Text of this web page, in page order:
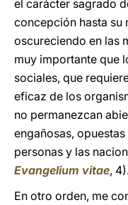
el carácter sagrado
concepción hasta su
oscureciendo en las
muy importante que
sociales, que
eficaz de los
no permanezcan
engañosas,
personas y las
Evangelium vitae,
En otro orden, me